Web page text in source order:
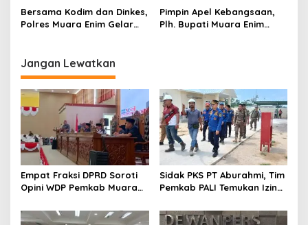
Tabur Bunga di TMP Ksatria
Pertiwi
Bersama Forkopimda,
Wartawan, LSM dan Ormas
Bersama Kodim dan Dinkes,
Polres Muara Enim Gelar
Pimpin Apel Kebangsaan,
Plh. Bupati Muara Enim
Jangan Lewatkan
Empat Fraksi DPRD Soroti
Opini WDP Pemkab Muara
Kelola Keuangan
Sidak PKS PT Aburahmi, Tim
Pemkab PALI Temukan Izin